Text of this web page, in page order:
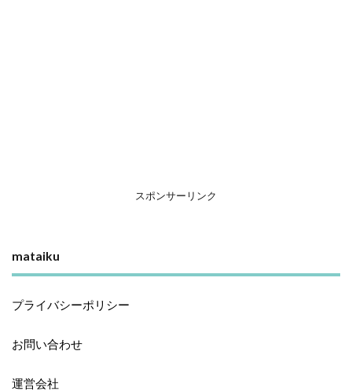
スポンサーリンク
mataiku
プライバシーポリシー
お問い合わせ
運営会社